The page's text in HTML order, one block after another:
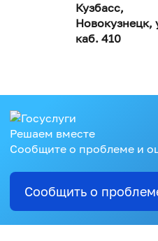
Кузбасс,
Новокузнецк,
каб. 410
Решаем вместе
Сообщите о проблеме и
Сообщить о